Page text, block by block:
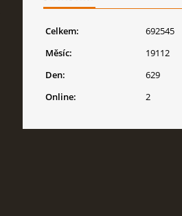
Online: 2
Celkem:
692545
Měsíc:
19112
Den:
629